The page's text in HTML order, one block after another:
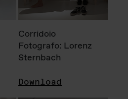
Corridoio
Fotografo: Lorenz
Sternbach
Download